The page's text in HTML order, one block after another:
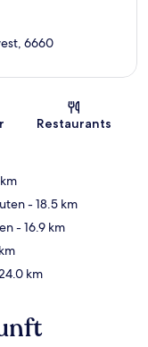
6660
Restaurants
- 18.5 km
- 16.9 km
km